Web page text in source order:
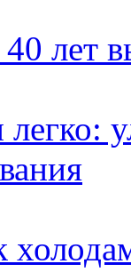
лет